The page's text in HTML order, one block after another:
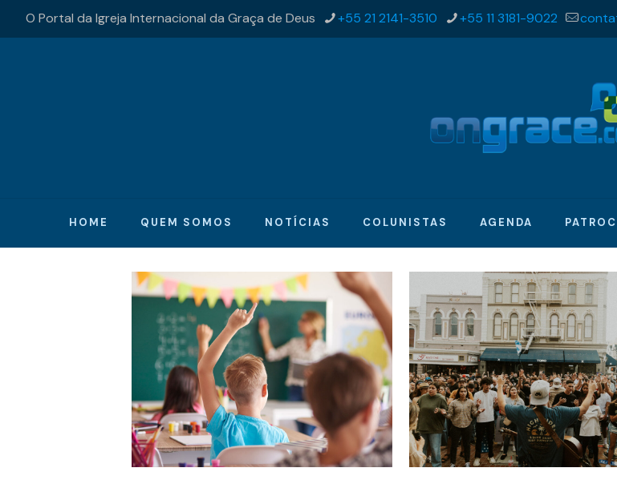
O Portal da Igreja Internacional da Graça de Deus +55 21 2141-3510 +55 11 3181-9022
HOME QUEM SOMOS NOTÍCIAS COLUNISTAS AGENDA